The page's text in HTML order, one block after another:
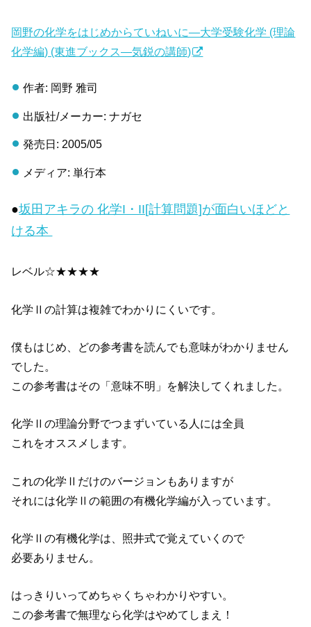
岡野の化学をはじめからていねいに―大学受験化学 (理論
化学編) (東進ブックス―気鋭の講師)
作者: 岡野 雅司
出版社/メーカー: ナガセ
発売日: 2005/05
メディア: 単行本
●坂田アキラの 化学I・II[計算問題]が面白いほどと
ける本
レベル☆★★★★
化学Ⅱの計算は複雑でわかりにくいです。
僕もはじめ、どの参考書を読んでも意味がわかりません
でした。
この参考書はその「意味不明」を解決してくれました。
化学Ⅱの理論分野でつまずいている人には全員
これをオススメします。
これの化学Ⅱだけのバージョンもありますが
それには化学Ⅱの範囲の有機化学編が入っています。
化学Ⅱの有機化学は、照井式で覚えていくので
必要ありません。
はっきりいってめちゃくちゃわかりやすい。
この参考書で無理なら化学はやめてしまえ！